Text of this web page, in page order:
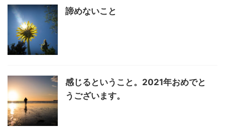
諦めないこと
感じるということ。2021年おめでと
うございます。